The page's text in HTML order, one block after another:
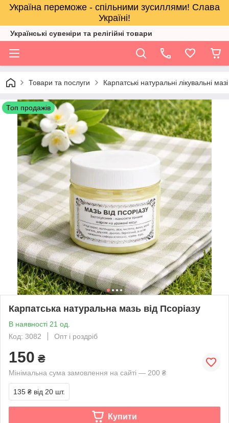
Україна переможе - спільними зусиллями! Слава
Україні!
Українські сувеніри та релігійнi товари
Товари та послуги Карпатські натуральні лікувальні мазі
Топ продажів
Карпатська натуральна мазь від Псоріазу
В наявності 21 од.
Код: 3082
Опт і роздріб
150 ₴
Мінімальна сума замовлення на сайті — 200 ₴
135 ₴ від 20 шт.
Купити